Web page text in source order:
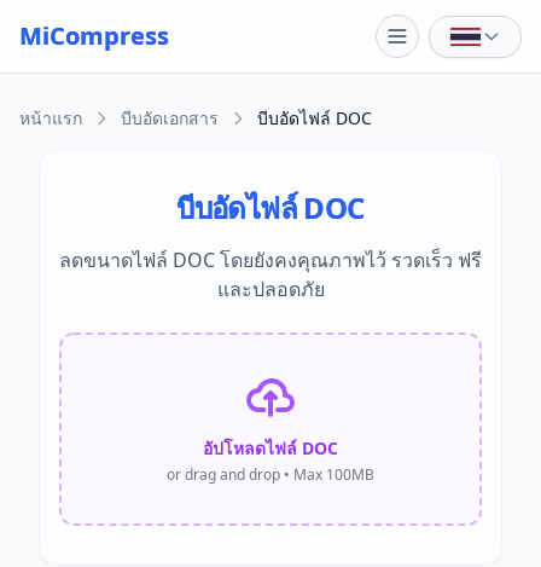
Skip to main content
MiCompress
หน้าแรก บีบอัดเอกสาร บีบอัดไฟล์ DOC
บีบอัดไฟล์ DOC
ลดขนาดไฟล์ DOC โดยยังคงคุณภาพไว้ รวดเร็ว ฟรี
และปลอดภัย
อัปโหลดไฟล์ DOC
or drag and drop • Max 100MB